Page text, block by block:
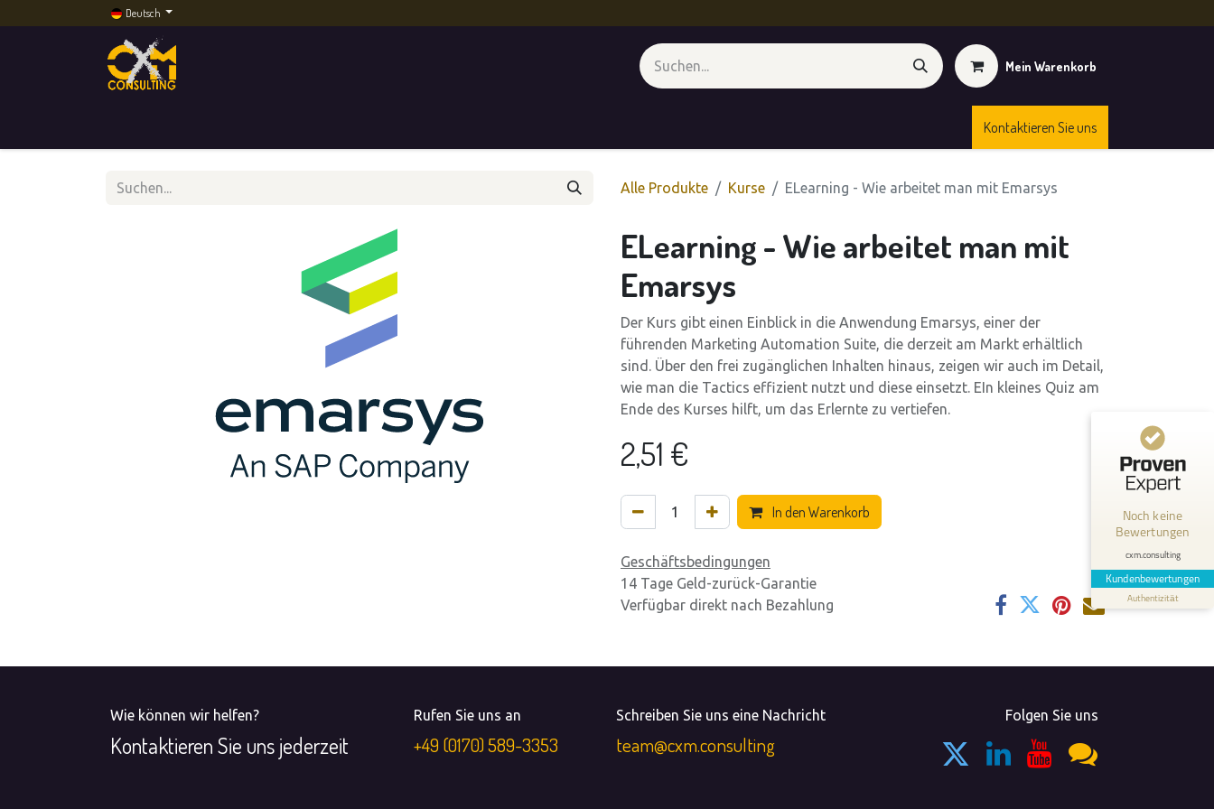
Deutsch
Mein Warenkorb
Kontaktieren Sie uns
Alle Produkte Kurse ELearning - Wie arbeitet man mit Emarsys
ELearning - Wie arbeitet man mit
Emarsys
Der Kurs gibt einen Einblick in die Anwendung Emarsys, einer der
führenden Marketing Automation Suite, die derzeit am Markt erhältlich
sind. Über den frei zugänglichen Inhalten hinaus, zeigen wir auch im Detail,
wie man die Tactics effizient nutzt und diese einsetzt. EIn kleines Quiz am
Ende des Kurses hilft, um das Erlernte zu vertiefen.
2,51 €
In den Warenkorb
Geschäftsbedingungen
14 Tage Geld-zurück-Garantie
Verfügbar direkt nach Bezahlung
Wie können wir helfen?
Kontaktieren Sie uns jederzeit
Rufen Sie uns an
+49 (0170) 589-3353
Schreiben Sie uns eine Nachricht
team@cxm.consulting
Folgen Sie uns
Noch keine
Bewertungen
cxm.consulting
Kundenbewertungen
Authentizität
Kundenbewertungen und Erfahrungen zu
Erfahren Sie mehr über dieses Bewertungssiegel
Profil ansehen